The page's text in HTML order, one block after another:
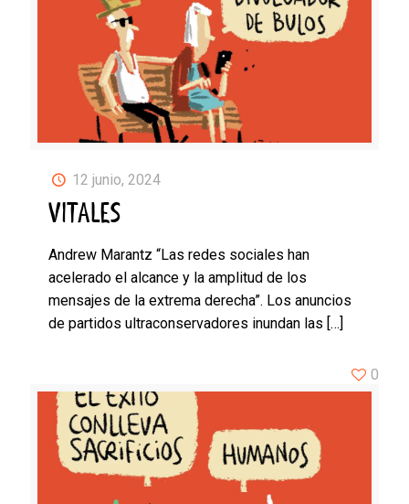
12 junio, 2024
VITALES
Andrew Marantz “Las redes sociales han
acelerado el alcance y la amplitud de los
mensajes de la extrema derecha”. Los anuncios
de partidos ultraconservadores inundan las […]
0